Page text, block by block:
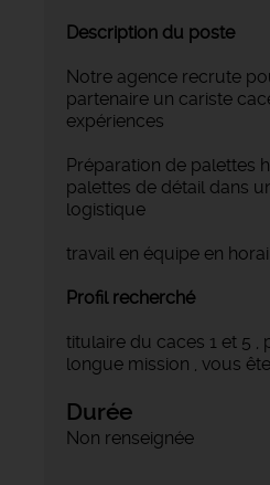
Description du poste
Notre agence recrute
partenaire un cariste
expériences
Préparation de palettes
palettes de détail dans
logistique
travail en équipe en
Profil recherché
titulaire du caces 1 et 5 ,
longue mission , vous
Durée
Non renseignée